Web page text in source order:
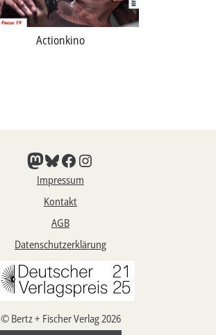
Actionkino
Mastodon
Bluesky
Facebook
Instagram
Impressum
Kontakt
AGB
Datenschutzerklärung
© Bertz + Fischer Verlag 2026